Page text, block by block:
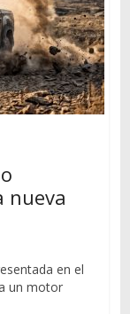
nueva
en el
un motor